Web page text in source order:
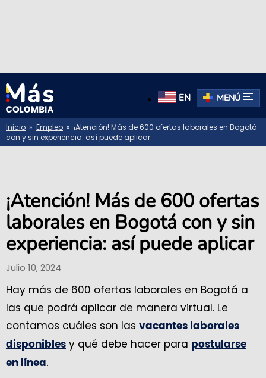
EN MENÚ
Inicio » Empleo » ¡Atención! Más de 600 ofertas laborales en Bogotá
con y sin experiencia: así puede aplicar
¡Atención! Más de 600 ofertas
laborales en Bogotá con y sin
experiencia: así puede aplicar
Julio 10, 2024
Hay más de 600 ofertas laborales en Bogotá a
las que podrá aplicar de manera virtual. Le
contamos cuáles son las vacantes laborales
disponibles y qué debe hacer para postularse
en línea.